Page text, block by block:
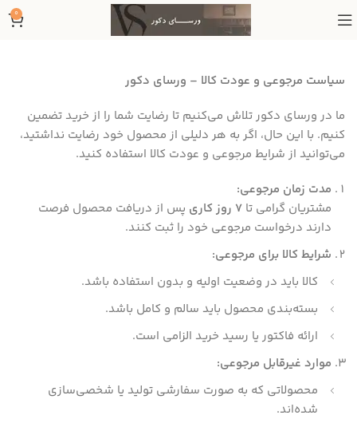
0
سیاست مرجوعی و عودت کالا – ورسای دکور
ما در ورسای دکور تلاش می‌کنیم تا رضایت شما را از خرید تضمین
کنیم. با این حال، اگر به هر دلیلی از محصول خود رضایت نداشتید،
می‌توانید از شرایط مرجوعی و عودت کالا استفاده کنید.
مدت زمان مرجوعی:
مشتریان گرامی تا ۷ روز کاری
پس از دریافت محصول فرصت
دارند درخواست مرجوعی خود را ثبت کنند.
شرایط کالا برای مرجوعی:
کالا باید در وضعیت اولیه و بدون استفاده باشد.
بسته‌بندی محصول باید سالم و کامل باشد.
ارائه فاکتور یا رسید خرید الزامی است.
موارد غیرقابل مرجوعی:
محصولاتی که به صورت سفارشی تولید یا شخصی‌سازی
شده‌اند.